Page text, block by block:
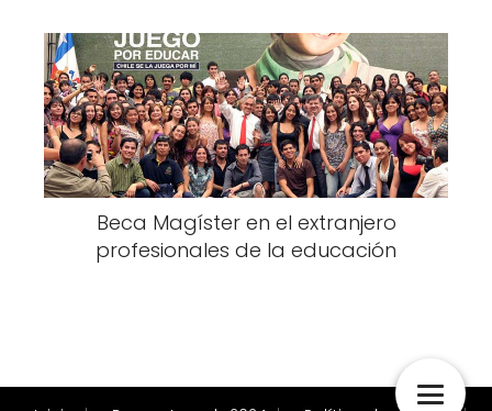
Beca Magíster en el extranjero
profesionales de la educación